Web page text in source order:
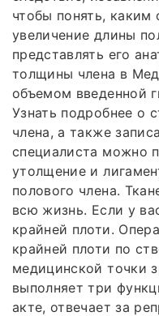
чтобы понять, каким
увеличение длины
представлять его
толщины члена в
объемом введенной
Узнать подробнее о
члена, а также
специалиста можно
утолщение и
полового члена.
всю жизнь. Если у
крайней плоти.
крайней плоти по
медицинской точки
выполняет три
акте, отвечает за